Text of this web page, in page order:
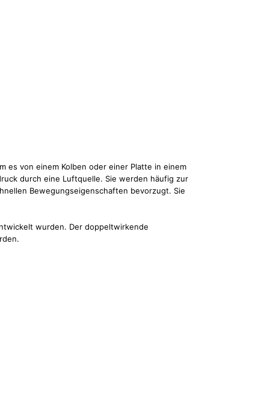
es von einem Kolben oder einer Platte in einem
durch eine Luftquelle. Sie werden häufig zur
Bewegungseigenschaften bevorzugt. Sie
wurden. Der doppeltwirkende